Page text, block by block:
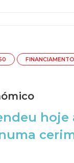
FINANCIAMENTO
hoje